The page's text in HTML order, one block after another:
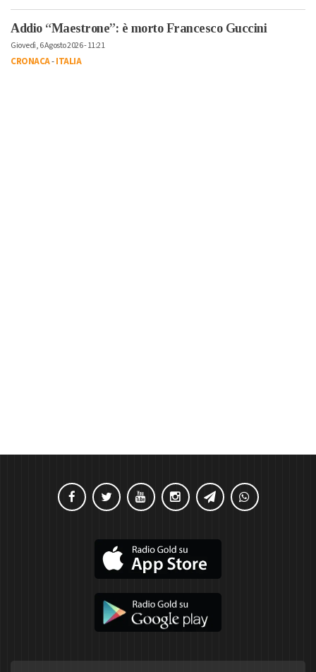
Addio “Maestrone”: è morto Francesco Guccini
Giovedì, 6 Agosto 2026 - 11:21
CRONACA-ITALIA